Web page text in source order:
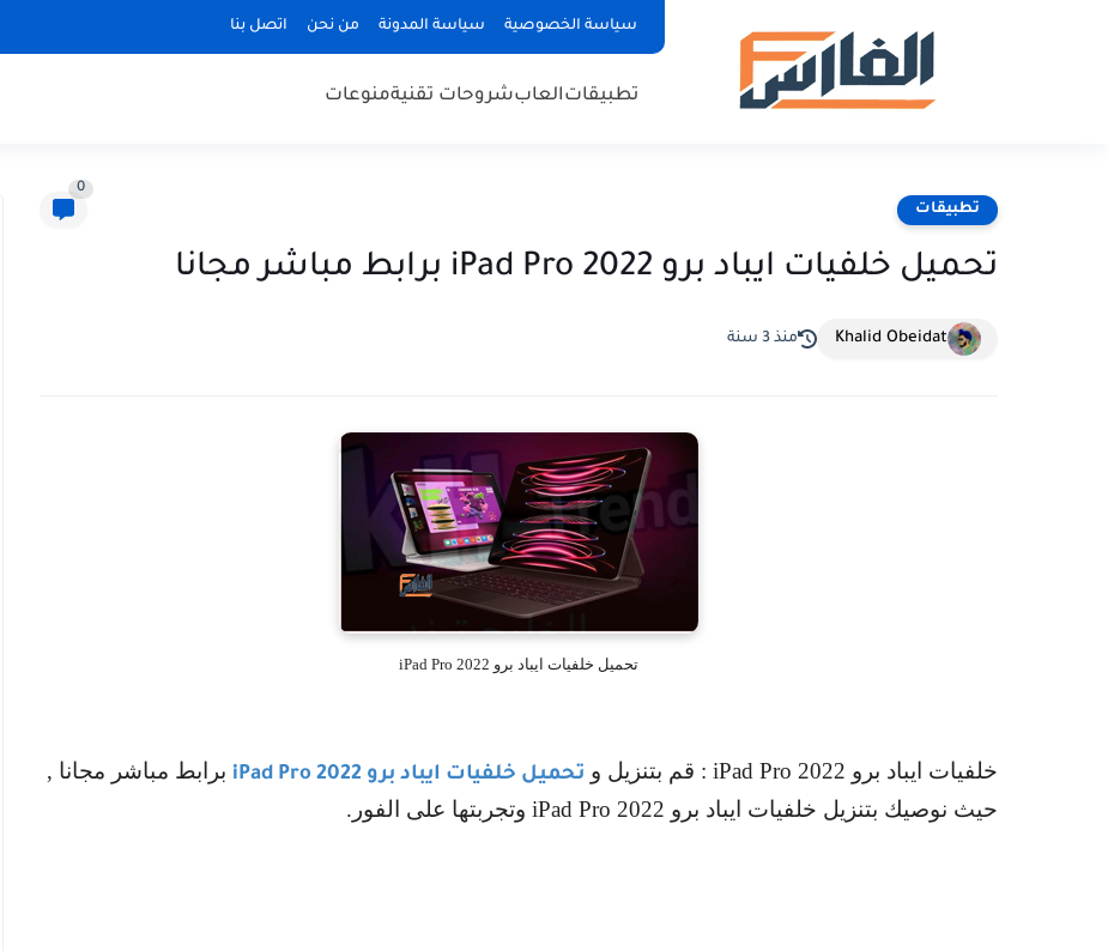
سياسة الخصوصية سياسة المدونة من نحن اتصل بنا
تطبيقاتالعابشروحات تقنيةمنوعات
تطبيقات
0
تحميل خلفيات ايباد برو iPad Pro 2022 برابط مباشر مجانا
Khalid Obeidat منذ 3 سنة
تحميل خلفيات ايباد برو iPad Pro 2022
خلفيات ايباد برو iPad Pro 2022 : قم بتنزيل و تحميل خلفيات ايباد برو iPad Pro 2022 برابط مباشر مجانا ,
حيث نوصيك بتنزيل خلفيات ايباد برو iPad Pro 2022 وتجربتها على الفور.